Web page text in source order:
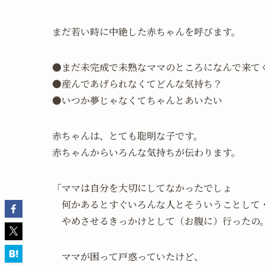
まだ若い時に中絶した赤ちゃんを呼びます。
●まだ未完成で未熟なママのところになんで来て
●産んであげられなくてどんな気持ち？
●いつか夢じゃなくてちゃんとあいたい
赤ちゃんは、とても聡明な子です。
赤ちゃんからいろんな気持ちが伝わります。
「ママは自分を大切にしてなかったでしょ
何かあるとすぐいろんな人とそういうことして
やめさせるきっかけとして（お腹に）行ったの。
ママが困って戸惑っていたけど、